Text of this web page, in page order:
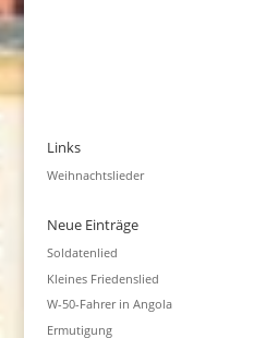
Links
Weihnachtslieder
Neue Einträge
Soldatenlied
Kleines Friedenslied
W-50-Fahrer in Angola
Ermutigung